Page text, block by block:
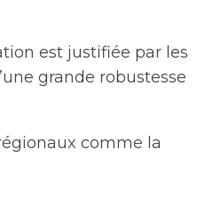
est justifiée par les
grande robustesse
comme la